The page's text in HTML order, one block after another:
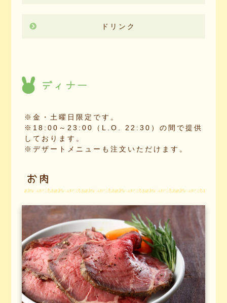
ドリンク
ディナー
※金・土曜日限定です。
※18:00～23:00（L.O. 22:30）の間で提供
しております。
※デザートメニューも注文いただけます。
お肉